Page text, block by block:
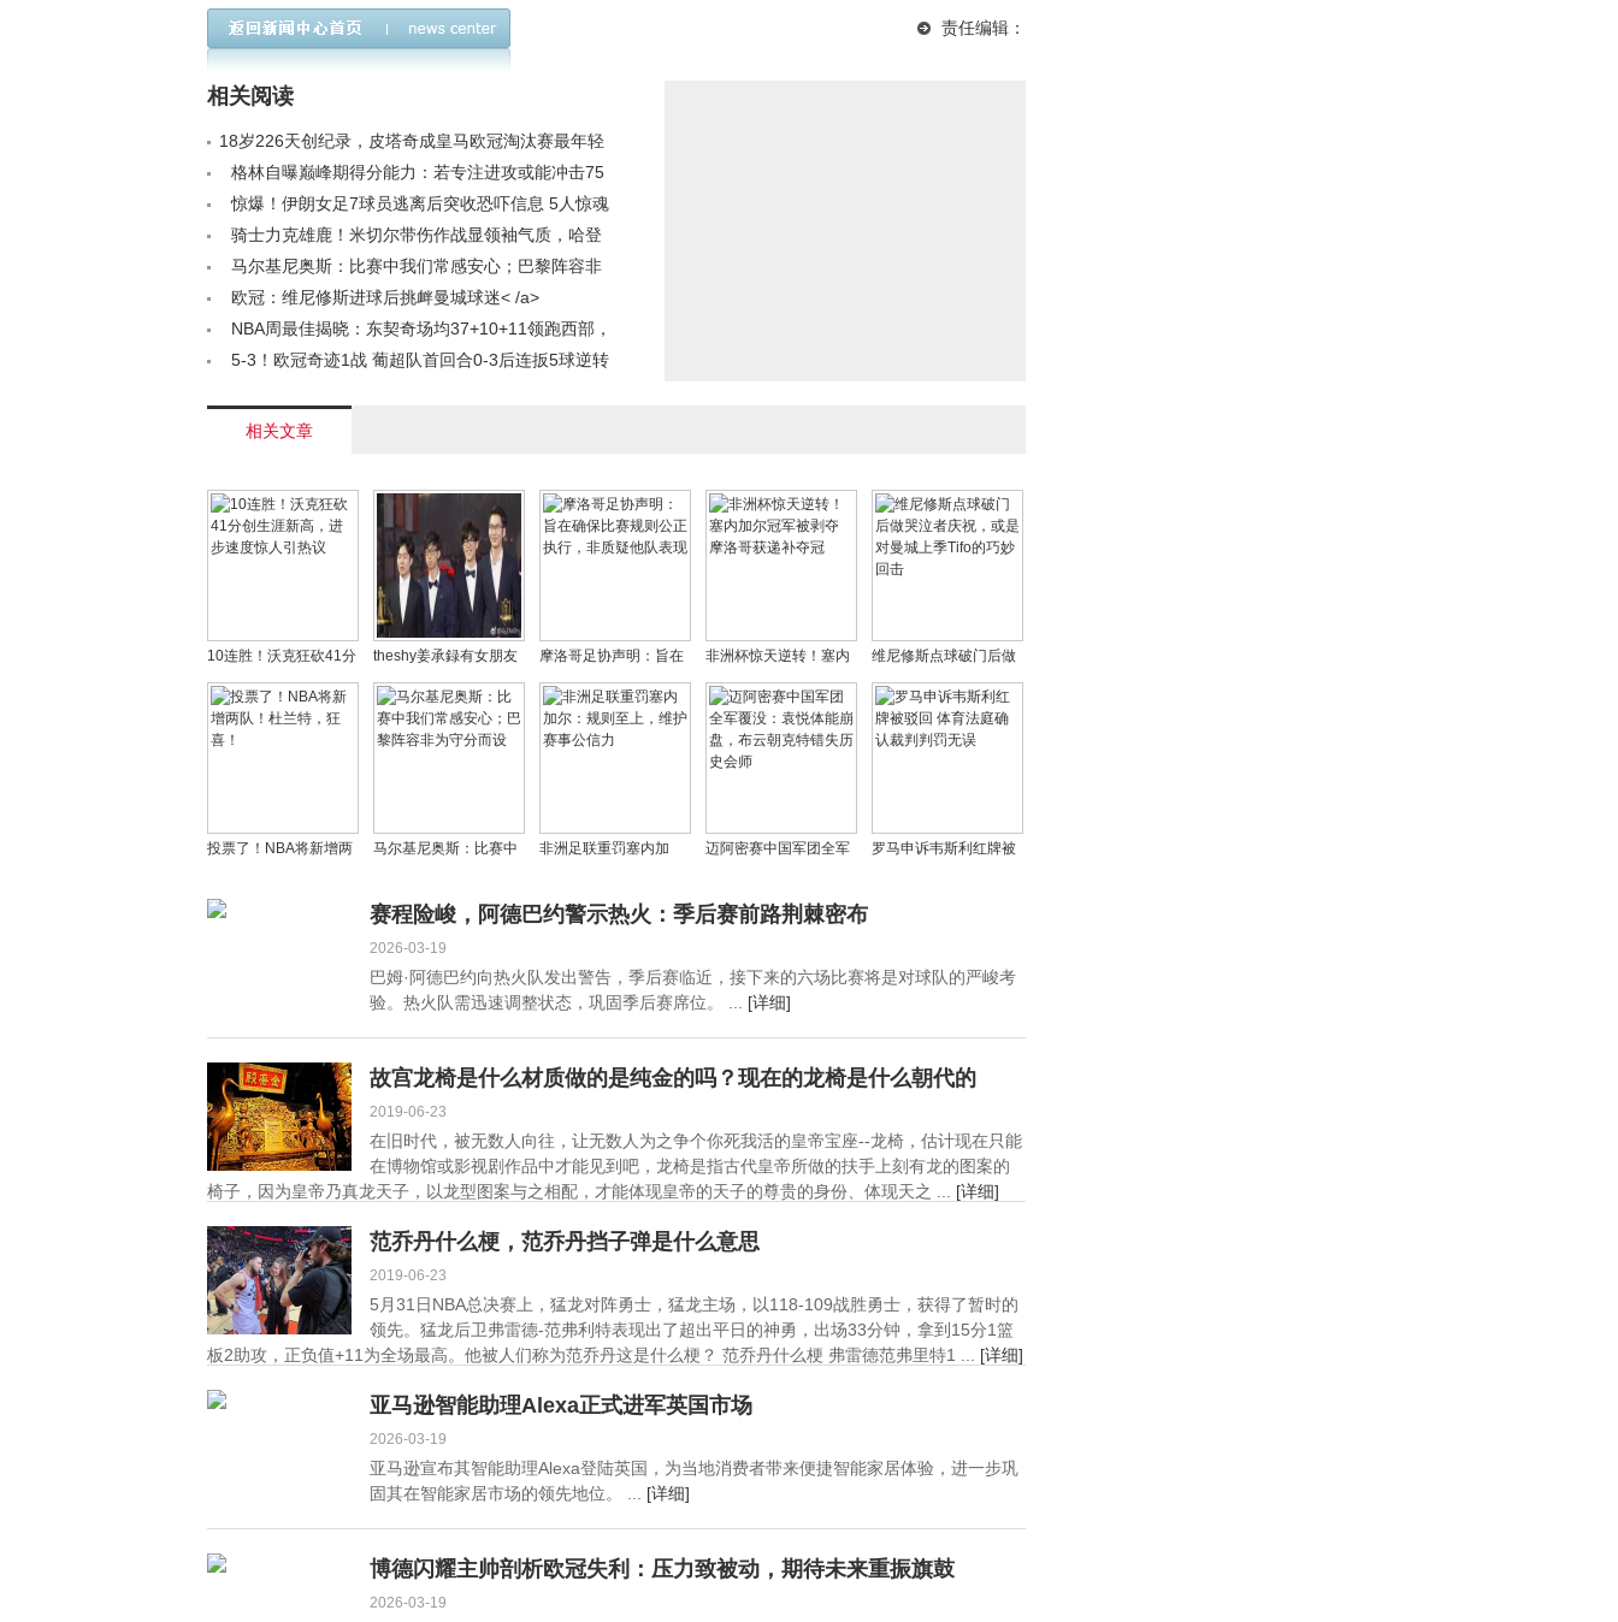
德表现惊艳却恐因出勤
无缘NBA奖项
马双杀曼城，阿森纳成
英超独苗，拜仁成最大
及格，4人状态低迷
责任编辑：
相关阅读
18岁226天创纪录，皮塔奇成皇马欧冠淘汰赛最年轻
两度首发球员< /a>
格林自曝巅峰期得分能力：若专注进攻或能冲击75
大巨星< /a>
惊爆！伊朗女足7球员逃离后突收恐吓信息 5人惊魂
未定连夜返国< /a>
骑士力克雄鹿！米切尔带伤作战显领袖气质，哈登
莫布里表态成关键< /a>
马尔基尼奥斯：比赛中我们常感安心；巴黎阵容非
为守分而设< /a>
欧冠：维尼修斯进球后挑衅曼城球迷< /a>
NBA周最佳揭晓：东契奇场均37+10+11领跑西部，
阿德巴约83分创东部神迹< /a>
5-3！欧冠奇迹1战 葡超队首回合0-3后连扳5球逆转
相关文章
10连胜！沃克狂砍41分
创生涯新高，进步速度
惊人引热议
theshy姜承録有女朋友
吗，theshy为什么叫小
炫神？
摩洛哥足协声明：旨在
确保比赛规则公正执
行，非质疑他队表现
非洲杯惊天逆转！塞内
加尔冠军被剥夺 摩洛哥
获递补夺冠
维尼修斯点球破门后做
哭泣者庆祝，或是对曼
城上季Tifo的巧妙回击
投票了！NBA将新增两
马尔基尼奥斯：比赛中
容非为守分而设
非洲足联重罚塞内加
事公信力
迈阿密赛中国军团全军
布云朝克特错失历史会
罗马申诉韦斯利红牌被
赛程险峻，阿德巴约警示热火：季后赛前路荆棘密布
2026-03-19
巴姆·阿德巴约向热火队发出警告，季后赛临近，接下来的六场比赛将是对球队的严峻考
验。热火队需迅速调整状态，巩固季后赛席位。 ... [详细]
故宫龙椅是什么材质做的是纯金的吗？现在的龙椅是什么朝代的
2019-06-23
在旧时代，被无数人向往，让无数人为之争个你死我活的皇帝宝座--龙椅，估计现在只能
在博物馆或影视剧作品中才能见到吧，龙椅是指古代皇帝所做的扶手上刻有龙的图案的
椅子，因为皇帝乃真龙天子，以龙型图案与之相配，才能体现皇帝的天子的尊贵的身份、体现天之 ... [详细]
范乔丹什么梗，范乔丹挡子弹是什么意思
2019-06-23
5月31日NBA总决赛上，猛龙对阵勇士，猛龙主场，以118-109战胜勇士，获得了暂时的
领先。猛龙后卫弗雷德-范弗利特表现出了超出平日的神勇，出场33分钟，拿到15分1篮
板2助攻，正负值+11为全场最高。他被人们称为范乔丹这是什么梗？ 范乔丹什么梗 弗雷德范弗里特1 ... [详细]
亚马逊智能助理Alexa正式进军英国市场
2026-03-19
亚马逊宣布其智能助理Alexa登陆英国，为当地消费者带来便捷智能家居体验，进一步巩
固其在智能家居市场的领先地位。 ... [详细]
博德闪耀主帅剖析欧冠失利：压力致被动，期待未来重振旗鼓
2026-03-19